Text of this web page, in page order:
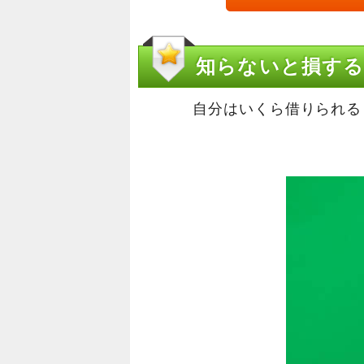
知らないと損す
自分はいくら借りられ